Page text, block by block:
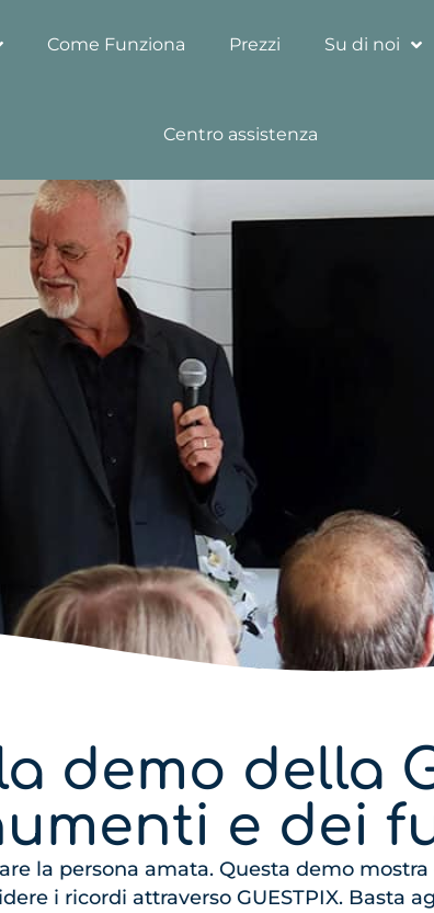
Come Funziona Prezzi Su di noi
Centro assistenza
demo della
e dei
la persona amata. Questa demo
i ricordi attraverso GUESTPIX. Basta